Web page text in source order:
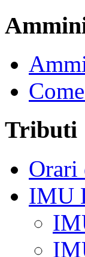
Tributi
Orari
IMU